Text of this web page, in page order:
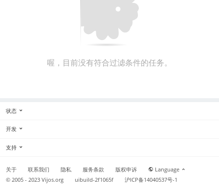
喔，目前没有符合过滤条件的任务。
状态
开发
支持
关于 联系我们 隐私 服务条款 版权申诉
Language
© 2005 - 2023Vijos.org uibuild-2f1065f 沪ICP备14040537号-1